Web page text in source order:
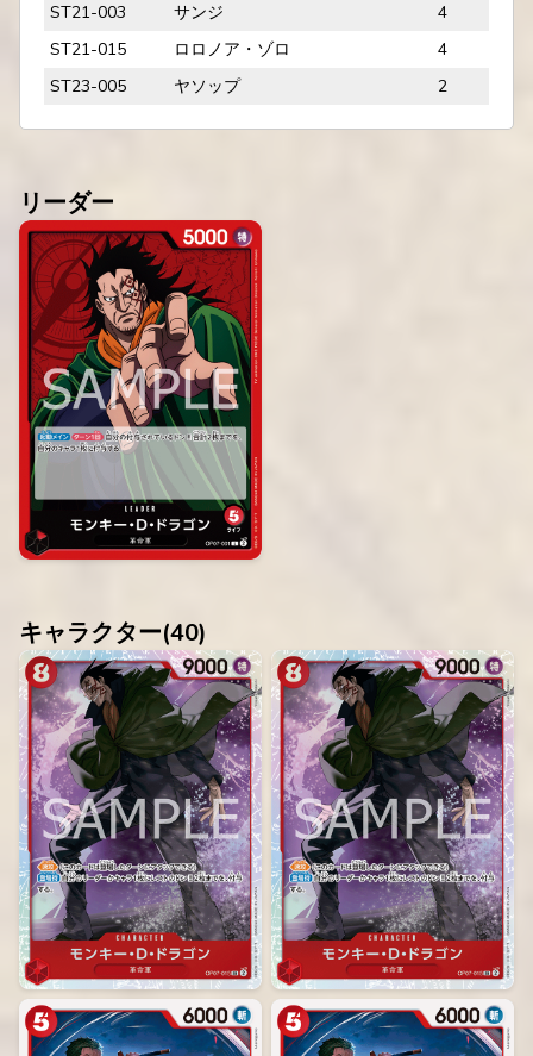
ST21-003
サンジ
4
ST21-015
ロロノア・ゾロ
4
ST23-005
ヤソップ 2
リーダー
キャラクター(40)